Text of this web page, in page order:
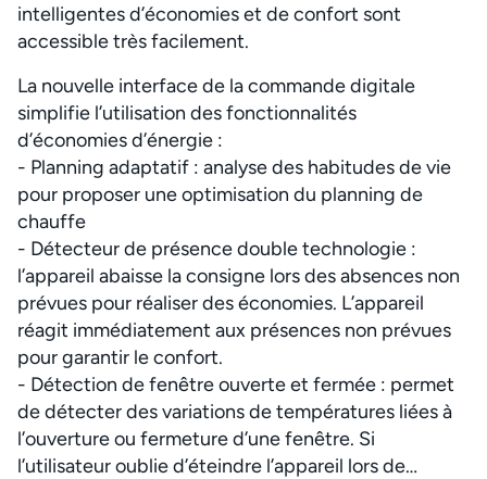
intelligentes d’économies et de confort sont
accessible très facilement.
La nouvelle interface de la commande digitale
simplifie l’utilisation des fonctionnalités
d’économies d’énergie :
- Planning adaptatif : analyse des habitudes de vie
pour proposer une optimisation du planning de
chauffe
- Détecteur de présence double technologie :
l’appareil abaisse la consigne lors des absences non
prévues pour réaliser des économies. L’appareil
réagit immédiatement aux présences non prévues
pour garantir le confort.
- Détection de fenêtre ouverte et fermée : permet
de détecter des variations de températures liées à
l’ouverture ou fermeture d’une fenêtre. Si
l’utilisateur oublie d’éteindre l’appareil lors de